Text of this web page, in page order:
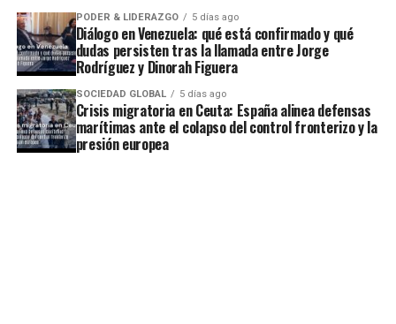
PODER & LIDERAZGO 5 días ago
Diálogo en Venezuela: qué está confirmado y qué
dudas persisten tras la llamada entre Jorge
Rodríguez y Dinorah Figuera
SOCIEDAD GLOBAL 5 días ago
Crisis migratoria en Ceuta: España alinea defensas
marítimas ante el colapso del control fronterizo y la
presión europea